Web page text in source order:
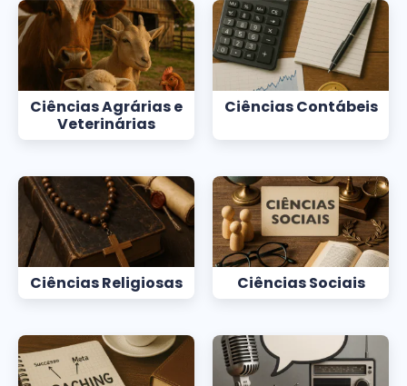
Ciências Agrárias e
Veterinárias
Ciências Contábeis
Ciências Religiosas Ciências Sociais